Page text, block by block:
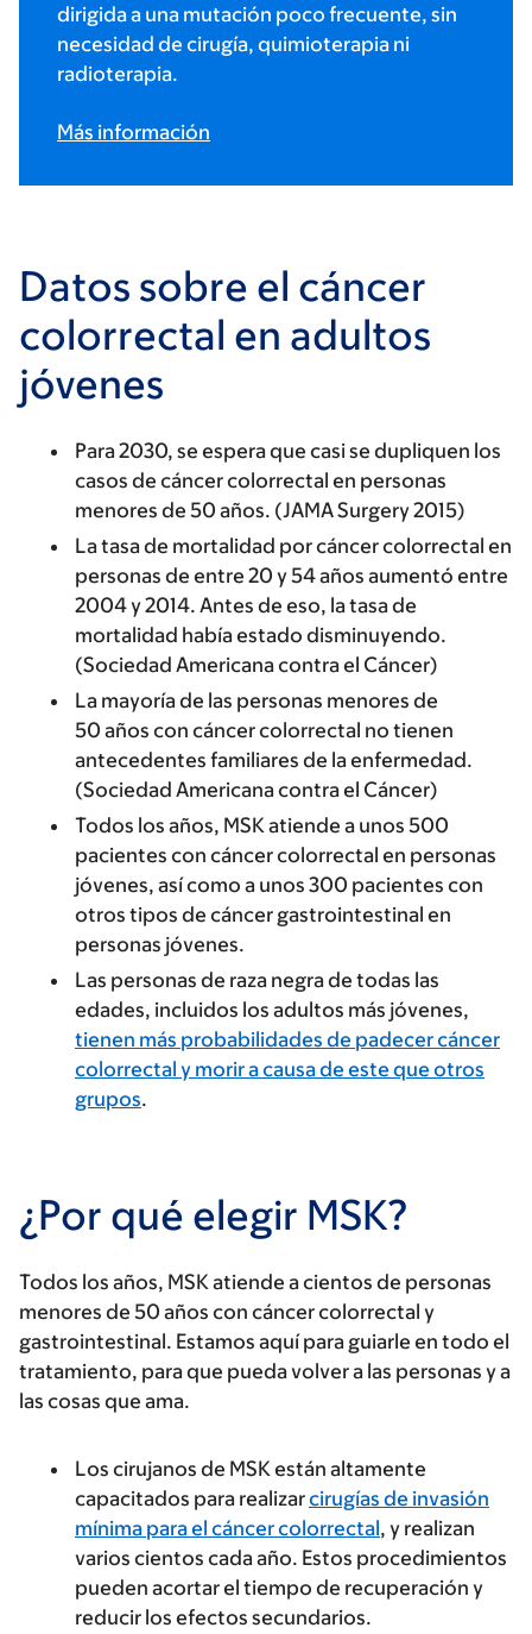
dirigida a una mutación poco frecuente, sin
necesidad de cirugía, quimioterapia ni
radioterapia.
Más información
Datos sobre el cáncer
colorrectal en adultos
jóvenes
Para 2030, se espera que casi se dupliquen los
casos de cáncer colorrectal en personas
menores de 50 años. (JAMA Surgery 2015)
La tasa de mortalidad por cáncer colorrectal en
personas de entre 20 y 54 años aumentó entre
2004 y 2014. Antes de eso, la tasa de
mortalidad había estado disminuyendo.
(Sociedad Americana contra el Cáncer)
La mayoría de las personas menores de
50 años con cáncer colorrectal no tienen
antecedentes familiares de la enfermedad.
(Sociedad Americana contra el Cáncer)
Todos los años, MSK atiende a unos 500
pacientes con cáncer colorrectal en personas
jóvenes, así como a unos 300 pacientes con
otros tipos de cáncer gastrointestinal en
personas jóvenes.
Las personas de raza negra de todas las
edades, incluidos los adultos más jóvenes,
tienen más probabilidades de padecer cáncer
colorrectal y morir a causa de este que otros
grupos.
¿Por qué elegir MSK?
Todos los años, MSK atiende a cientos de personas
menores de 50 años con cáncer colorrectal y
gastrointestinal. Estamos aquí para guiarle en todo el
tratamiento, para que pueda volver a las personas y a
las cosas que ama.
Los cirujanos de MSK están altamente
capacitados para realizarcirugías de invasión
mínima para el cáncer colorrectal, y realizan
varios cientos cada año. Estos procedimientos
pueden acortar el tiempo de recuperación y
reducir los efectos secundarios.